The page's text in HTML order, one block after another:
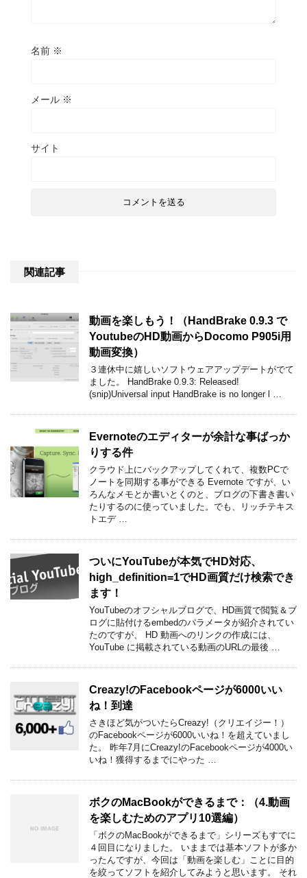
名前 ※
メール ※
サイト
関連記事
動画を楽しもう！（HandBrake 0.9.3 で
YoutubeのHD動画からDocomo P905i用
動画変換）
３連休中に嬉しいソフトウェアアップデートがでて
ました。 HandBrake 0.9.3: Released!
(snip)Universal input HandBrake is no longer l …
Evernoteのエディターが余計な事ばっか
りする件
クラウド上にバックアップしてくれて、複数PCで
ノートを同期する事ができる Evernote ですが、い
ろんなメモとか書いとくのと、ブログの下書き書い
たりするのに使っていました。でも、リッチテキス
トエデ …
ついにYouTubeが本気でHD対応、
high_definition=1でHD画質だけ検索でき
ます！
YouTubeのオフシャルブログで、HD画質で閲覧＆ブ
ログに貼付けるembedのパラメータが紹介されてい
たのですが、 HD 動画へのリンクの作成には、
YouTube に掲載されている動画のURLの最後 …
Creazy!のFacebookページが6000いい
ね！到達
さきほど気がついたらCreazy!（クリエイジー！）
のFacebookページが6000いいね！を超えていまし
た。 昨年7月にCreazy!のFacebookページが4000い
いね！獲得するまでにやった …
ボクのMacBookができるまで：（4.動画
を楽しむためのアプリ10選編）
「ボクのMacBookができるまで」シリーズもすでに
４回目になりました。 いままでは基本ソフトが多か
ったんですが、今回は「動画を楽しむ」ことに目的
を絞ってソフトを紹介してみようと思います。 それ